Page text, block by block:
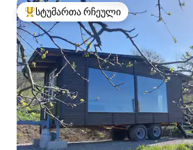
სტუმართა რჩეული მოწინავე ვარიანტი
სტუმართა რჩეული